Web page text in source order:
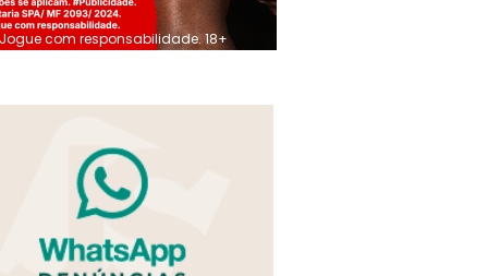
Jogue com responsabilidade. 18+